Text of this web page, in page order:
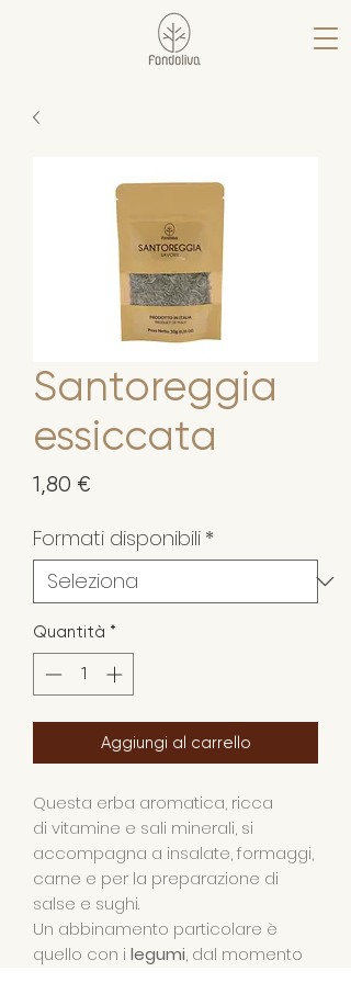
Santoreggia
essiccata
1,80 €Prezzo
Formati disponibili *
Quantità *
Aggiungi al carrello
Questa erba aromatica, ricca
di vitamine e sali minerali, si
accompagna a insalate, formaggi,
carne e per la preparazione di
salse e sughi.
Un abbinamento particolare è
quello con i legumi, dal momento